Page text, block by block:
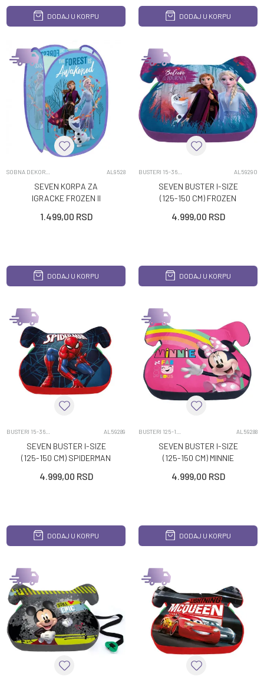
DODAJ U KORPU DODAJ U KORPU
AL9528
SEVEN KORPA ZA
IGRACKE FROZEN II
1.499,00 RSD
DODAJ U KORPU
AL59290
SEVEN BUSTER I-SIZE
(125-150 CM) FROZEN
4.999,00 RSD
DODAJ U KORPU
AL59289
SEVEN BUSTER I-SIZE
(125-150 CM) SPIDERMAN
4.999,00 RSD
DODAJ U KORPU
AL59288
SEVEN BUSTER I-SIZE
(125-150 CM) MINNIE
4.999,00 RSD
DODAJ U KORPU